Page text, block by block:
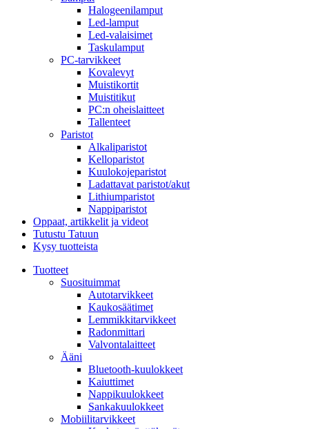
Halogeenilamput
Led-lamput
Led-valaisimet
Taskulamput
PC-tarvikkeet
Kovalevyt
Muistikortit
Muistitikut
PC:n oheislaitteet
Tallenteet
Paristot
Alkaliparistot
Kelloparistot
Kuulokojeparistot
Ladattavat paristot/akut
Lithiumparistot
Nappiparistot
Oppaat, artikkelit ja videot
Tutustu Tatuun
Kysy tuotteista
Tuotteet
Suosituimmat
Autotarvikkeet
Kaukosäätimet
Lemmikkitarvikkeet
Radonmittari
Valvontalaitteet
Ääni
Bluetooth-kuulokkeet
Kaiuttimet
Nappikuulokkeet
Sankakuulokkeet
Mobiilitarvikkeet